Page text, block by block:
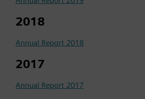
2018
Annual Report 2018
2017
Annual Report 2017